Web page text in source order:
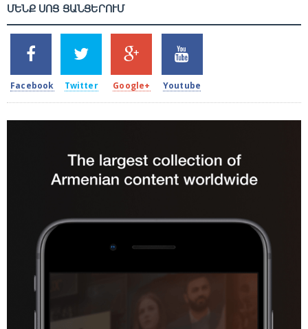
ՄԵՆՔ ՍՈՑ ՑԱՆՑԵՐՈՒՄ
2k
SHARES
Facebook
1.5k
TWEETS
Twitter
203
SHARES
Google+
620
SHARES
Youtube